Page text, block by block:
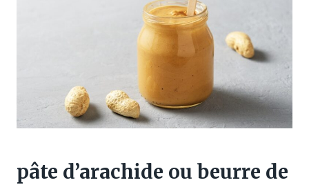
pâte d’arachide ou beurre de